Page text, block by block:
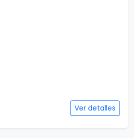
Ver detalles